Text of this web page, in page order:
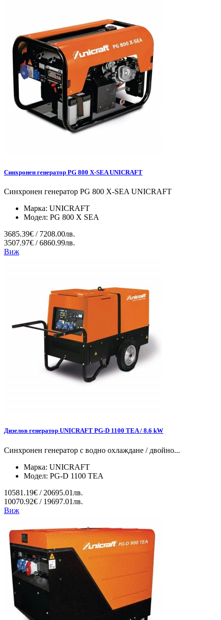
Синхронен генератор PG 800 X-SEA UNICRAFT
Синхронен генератор PG 800 X-SEA UNICRAFT
Марка: UNICRAFT
Модел: PG 800 X SEA
3685.39€ / 7208.00лв.
3507.97€ / 6860.99лв.
Виж
Дизелов генератор UNICRAFT PG-D 1100 TEA / 8.6 kW
Синхронен генератор с водно охлаждане / двойно...
Марка: UNICRAFT
Модел: PG-D 1100 TEA
10581.19€ / 20695.01лв.
10070.92€ / 19697.01лв.
Виж